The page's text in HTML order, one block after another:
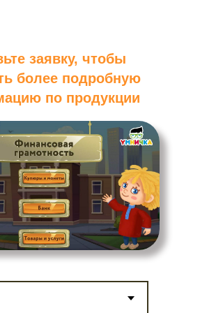
заявку, чтобы
более подробную
по продукции